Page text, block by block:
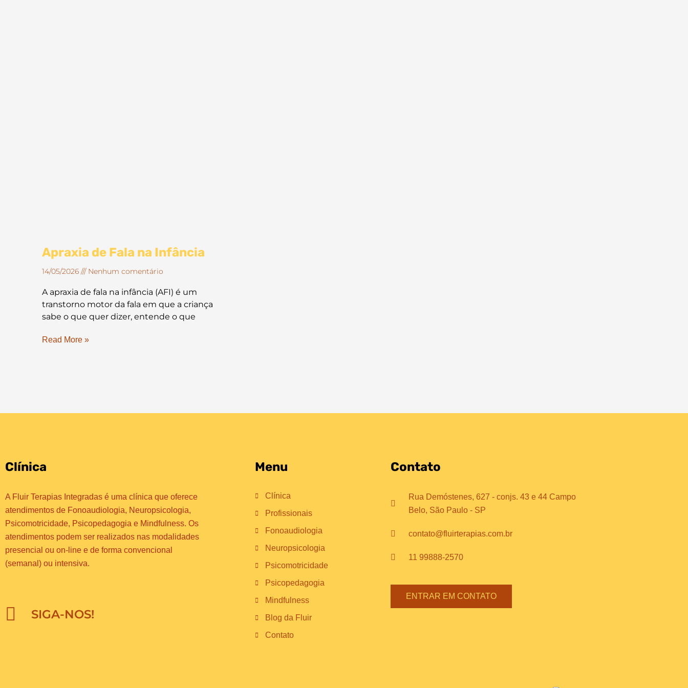
Apraxia de Fala na Infância
14/05/2026 Nenhum comentário
A apraxia de fala na infância (AFI) é um
transtorno motor da fala em que a criança
sabe o que quer dizer, entende o que
Read More »
Clínica
A Fluir Terapias Integradas é uma clínica que oferece
atendimentos de Fonoaudiologia, Neuropsicologia,
Psicomotricidade, Psicopedagogia e Mindfulness. Os
atendimentos podem ser realizados nas modalidades
presencial ou on-line e de forma convencional
(semanal) ou intensiva.
SIGA-NOS!
Menu
Clínica
Profissionais
Fonoaudiologia
Neuropsicologia
Psicomotricidade
Psicopedagogia
Mindfulness
Blog da Fluir
Contato
Contato
Rua Demóstenes, 627 - conjs. 43 e 44 Campo
Belo, São Paulo - SP
contato@fluirterapias.com.br
11 99888-2570
ENTRAR EM CONTATO